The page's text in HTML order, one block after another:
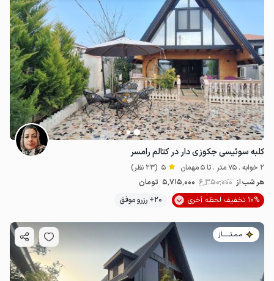
کلبه سوئیسی جکوزی دار در کتالم رامسر
2 خوابه . 75 متر . تا 5 مهمان 5 (23 نظر)
هر شب از 6٬350٬000 5٬715٬000 تومان
10% تخفیف لحظه آخری
20+ رزرو موفق
مـمـتــــــاز